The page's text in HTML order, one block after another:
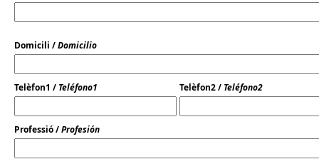
Domicili /Domicilio
Telèfon1 / Teléfono1 Telèfon2 / Teléfono2
Professió /Profesión